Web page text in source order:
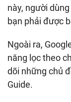
này, người
bạn phải được
Ngoài ra,
năng lọc theo
dõi những chủ
Guide.